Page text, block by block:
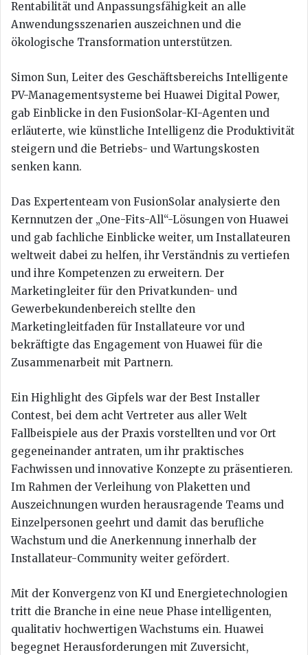
Rentabilität und Anpassungsfähigkeit an alle
Anwendungsszenarien auszeichnen und die
ökologische Transformation unterstützen.
Simon Sun, Leiter des Geschäftsbereichs Intelligente
PV-Managementsysteme bei Huawei Digital Power,
gab Einblicke in den FusionSolar-KI-Agenten und
erläuterte, wie künstliche Intelligenz die Produktivität
steigern und die Betriebs- und Wartungskosten
senken kann.
Das Expertenteam von FusionSolar analysierte den
Kernnutzen der „One-Fits-All“-Lösungen von Huawei
und gab fachliche Einblicke weiter, um Installateuren
weltweit dabei zu helfen, ihr Verständnis zu vertiefen
und ihre Kompetenzen zu erweitern. Der
Marketingleiter für den Privatkunden- und
Gewerbekundenbereich stellte den
Marketingleitfaden für Installateure vor und
bekräftigte das Engagement von Huawei für die
Zusammenarbeit mit Partnern.
Ein Highlight des Gipfels war der Best Installer
Contest, bei dem acht Vertreter aus aller Welt
Fallbeispiele aus der Praxis vorstellten und vor Ort
gegeneinander antraten, um ihr praktisches
Fachwissen und innovative Konzepte zu präsentieren.
Im Rahmen der Verleihung von Plaketten und
Auszeichnungen wurden herausragende Teams und
Einzelpersonen geehrt und damit das berufliche
Wachstum und die Anerkennung innerhalb der
Installateur-Community weiter gefördert.
Mit der Konvergenz von KI und Energietechnologien
tritt die Branche in eine neue Phase intelligenten,
qualitativ hochwertigen Wachstums ein. Huawei
begegnet Herausforderungen mit Zuversicht,